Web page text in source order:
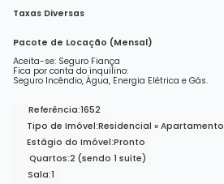
Aceita-se: Seguro Fiança
Fica por conta do inquilino:
Seguro Incêndio, Água, Energia Elétrica e Gás.
Taxas Diversas
Pacote de Locação (Mensal)
Referência:1652
Tipo de Imóvel:Residencial » Apartamento
Estágio do Imóvel:Pronto
Quartos:2 (sendo 1 suíte)
Sala:1